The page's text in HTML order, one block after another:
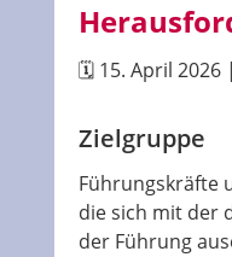
🗓️ 15. April 2026
Zielgruppe
Führungskräfte
die sich mit der
der Führung